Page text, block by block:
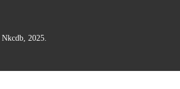
2025.